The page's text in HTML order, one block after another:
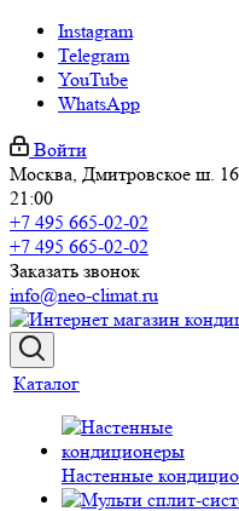
Instagram
Telegram
YouTube
WhatsApp
Войти
Москва, Дмитровское ш.
21:00
+7 495 665-02-02
+7 495 665-02-02
Заказать звонок
info@neo-climat.ru
Каталог
Настенные